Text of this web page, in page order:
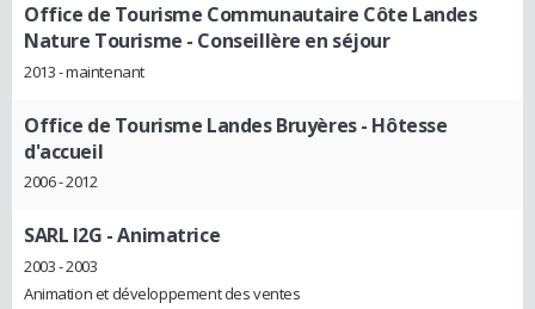
Office de Tourisme Communautaire Côte Landes
Nature Tourisme - Conseillère en séjour
2013 - maintenant
Office de Tourisme Landes Bruyères- Hôtesse
d'accueil
2006 - 2012
SARL I2G - Animatrice
2003 - 2003
Animation et développement des ventes